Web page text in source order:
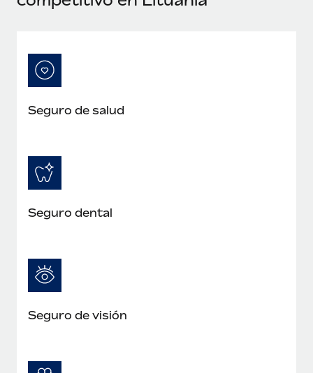
Seguro de salud
Seguro dental
Seguro de visión